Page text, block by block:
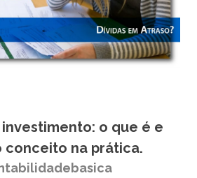
o que é e
conceito na prática.